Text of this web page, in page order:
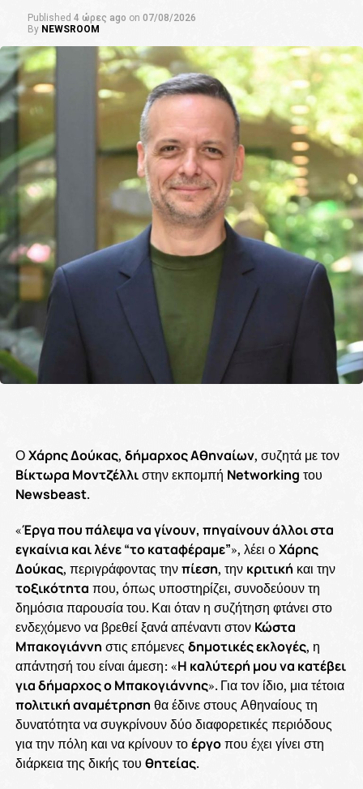
Published 4 ώρες ago on 07/08/2026
By NEWSROOM
ΟΧάρης Δούκας, δήμαρχος Αθηναίων, συζητά με τον
Βίκτωρα Μοντζέλλιστην εκπομπή Networking του
Newsbeast.
«Έργα που πάλεψα να γίνουν, πηγαίνουν άλλοι στα
εγκαίνια και λένε “το καταφέραμε”», λέει οΧάρης
Δούκας, περιγράφοντας τηνπίεση, την κριτική και την
τοξικότητα που, όπως υποστηρίζει, συνοδεύουν τη
δημόσια παρουσία του. Και όταν η συζήτηση φτάνει στο
ενδεχόμενο να βρεθεί ξανά απέναντι στον Κώστα
Μπακογιάννη στις επόμενες δημοτικές εκλογές, η
απάντησή του είναι άμεση: «Η καλύτερή μου να κατέβει
για δήμαρχος ο Μπακογιάννης». Για τον ίδιο, μια τέτοια
πολιτική αναμέτρηση θα έδινε στους Αθηναίους τη
δυνατότητα να συγκρίνουν δύο διαφορετικές περιόδους
για την πόλη και να κρίνουν τοέργοπου έχει γίνει στη
διάρκεια της δικής του θητείας.